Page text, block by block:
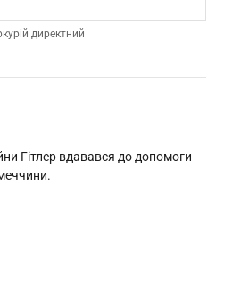
директний
Гітлер вдавався до допомоги